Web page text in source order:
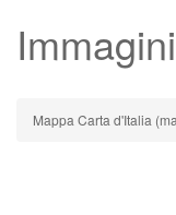
Immagini
Mappa Carta d'Italia